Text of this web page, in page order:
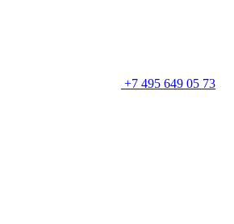
+7 495 649 05 73